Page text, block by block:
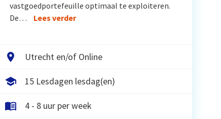
vastgoedportefeuille optimaal te exploiteren.
De…
Lees verder
Utrecht en/of Online
15 Lesdagen lesdag(en)
4 - 8 uur per week